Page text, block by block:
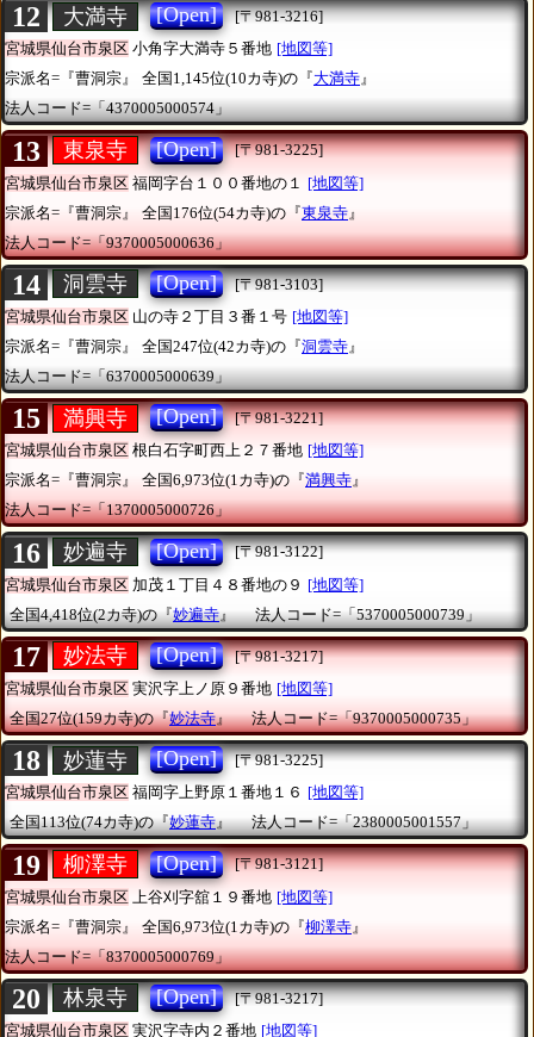
12 大満寺 [Open]
[〒981-3216]
宮城県仙台市泉区 小角字大満寺５番地 [地図等]
宗派名=『曹洞宗』
全国1,145位(10カ寺)の『大満寺』
法人コード=「4370005000574」
13 東泉寺 [Open]
[〒981-3225]
宮城県仙台市泉区 福岡字台１００番地の１
[地図等]
宗派名=『曹洞宗』
全国176位(54カ寺)の『東泉寺 』
法人コード=「9370005000636」
14 洞雲寺 [Open]
[〒981-3103]
宮城県仙台市泉区 山の寺２丁目３番１号 [地図等]
宗派名=『曹洞宗』
全国247位(42カ寺)の『洞雲寺 』
法人コード=「6370005000639」
15 満興寺 [Open]
[〒981-3221]
宮城県仙台市泉区 根白石字町西上２７番地 [地図等]
宗派名=『曹洞宗』
全国6,973位(1カ寺)の『満興寺』
法人コード=「1370005000726」
16 妙遍寺 [Open]
[〒981-3122]
宮城県仙台市泉区 加茂１丁目４８番地の９ [地図等]
全国4,418位(2カ寺)の『妙遍寺』 法人コード=「5370005000739」
17 妙法寺 [Open]
[〒981-3217]
宮城県仙台市泉区 実沢字上ノ原９番地 [地図等]
全国27位(159カ寺)の『妙法寺』 法人コード=「9370005000735」
18 妙蓮寺 [Open]
[〒981-3225]
宮城県仙台市泉区 福岡字上野原１番地１６ [地図等]
全国113位(74カ寺)の『妙蓮寺』 法人コード=「2380005001557」
19 柳澤寺 [Open]
[〒981-3121]
宮城県仙台市泉区 上谷刈字舘１９番地 [地図等]
宗派名=『曹洞宗』
全国6,973位(1カ寺)の『柳澤寺 』
法人コード=「8370005000769」
20 林泉寺 [Open]
[〒981-3217]
宮城県仙台市泉区 実沢字寺内２番地 [地図等]